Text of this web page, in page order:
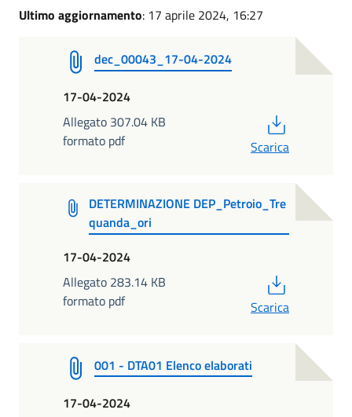
Ultimo aggiornamento: 17 aprile 2024, 16:27
dec_00043_17-04-2024
17-04-2024
Allegato 307.04 KB
formato pdf
Scarica
DETERMINAZIONE DEP_Petroio_Tre
quanda_ori
17-04-2024
Allegato 283.14 KB
formato pdf
Scarica
001 - DTA01 Elenco elaborati
17-04-2024